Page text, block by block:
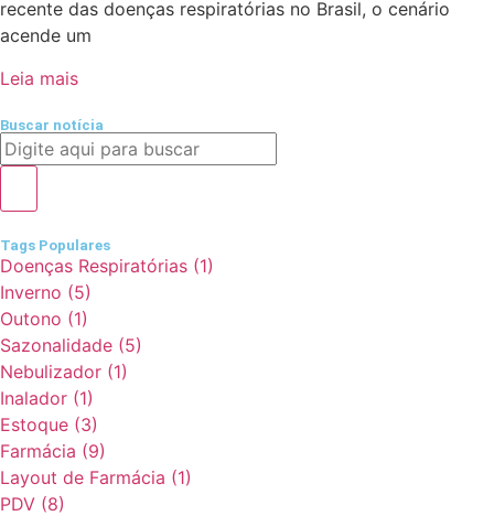
recente das doenças respiratórias no Brasil, o cenário
acende um
Leia mais
Buscar notícia
Tags Populares
Doenças Respiratórias (1)
Inverno (5)
Outono (1)
Sazonalidade (5)
Nebulizador (1)
Inalador (1)
Estoque (3)
Farmácia (9)
Layout de Farmácia (1)
PDV (8)